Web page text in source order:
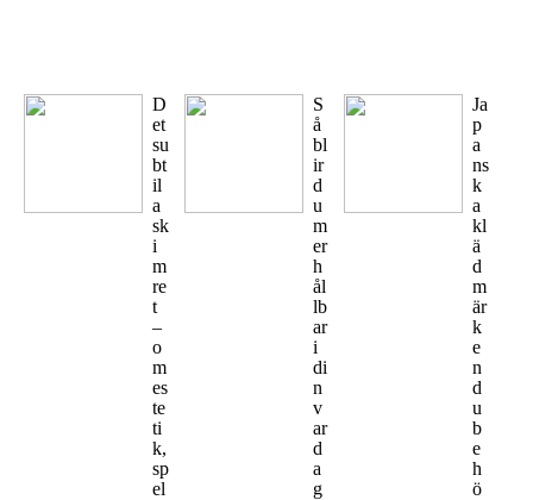
D
et
su
bt
il
a
sk
i
m
re
t
–
o
m
es
te
ti
k,
sp
el
S
å
bl
ir
d
u
m
er
h
ål
lb
ar
i
di
n
v
ar
d
a
g
Ja
p
a
ns
k
a
kl
ä
d
m
är
k
e
n
d
u
b
e
h
ö